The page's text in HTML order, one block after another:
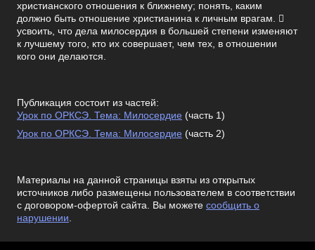
христианского отношения к ближнему; понять, каким
должно быть отношение христианина к личным врагам. 
усвоить, что дела милосердия в большей степени изменяют
к лучшему того, кто их совершает, чем тех, в отношении
кого они делаются.
Публикация состоит из частей:
Урок по ОРКСЭ. Тема: Милосердие (часть 1)
Урок по ОРКСЭ. Тема: Милосердие (часть 2)
Материалы на данной страницы взяты из открытых
источников либо размещены пользователем в соответствии
с договором-офертой сайта. Вы можете сообщить о
нарушении.